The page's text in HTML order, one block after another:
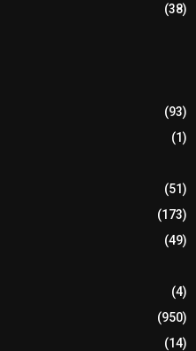
(38)
(93)
(1)
(51)
(173)
(49)
(4)
(950)
(14)